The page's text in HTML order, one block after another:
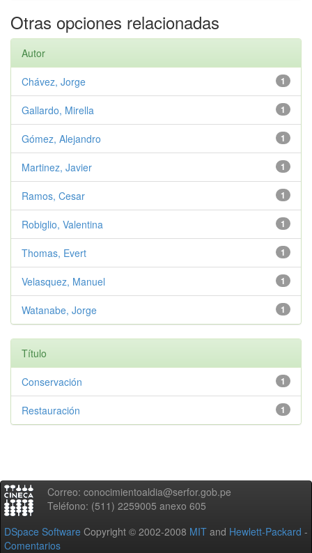
Otras opciones relacionadas
Autor
1
Chávez, Jorge
1
Gallardo, Mirella
1
Gómez, Alejandro
1
Martinez, Javier
1
Ramos, Cesar
1
Robiglio, Valentina
1
Thomas, Evert
1
Velasquez, Manuel
1
Watanabe, Jorge
Título
1
Conservación
1
Restauración
Correo: conocimientoaldia@serfor.gob.pe
Teléfono: (511) 2259005 anexo 605
DSpace Software Copyright © 2002-2008 MIT and Hewlett-Packard -
Comentarios